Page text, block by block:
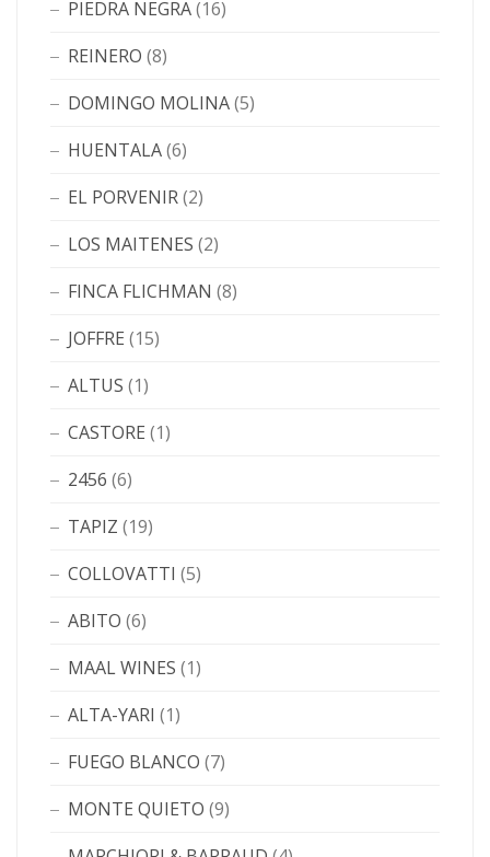
PIEDRA NEGRA(16)
REINERO (8)
DOMINGO MOLINA(5)
HUENTALA(6)
EL PORVENIR(2)
LOS MAITENES (2)
FINCA FLICHMAN (8)
JOFFRE (15)
ALTUS (1)
CASTORE (1)
2456 (6)
TAPIZ (19)
COLLOVATTI (5)
ABITO (6)
MAAL WINES (1)
ALTA-YARI (1)
FUEGO BLANCO (7)
MONTE QUIETO (9)